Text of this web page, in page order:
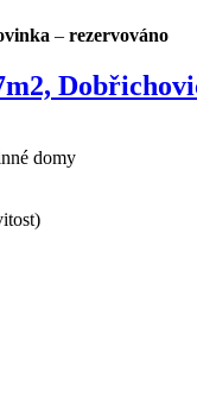
– rezervováno
domy